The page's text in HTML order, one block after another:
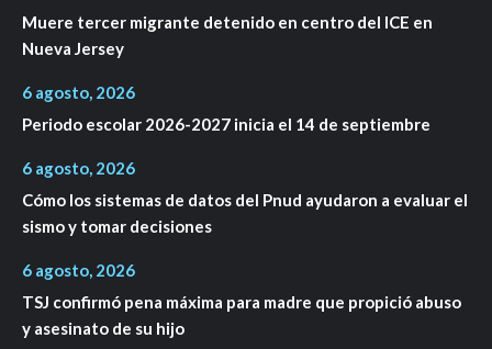
Muere tercer migrante detenido en centro del ICE en
Nueva Jersey
6 agosto, 2026
Periodo escolar 2026-2027 inicia el 14 de septiembre
6 agosto, 2026
Cómo los sistemas de datos del Pnud ayudaron a evaluar el
sismo y tomar decisiones
6 agosto, 2026
TSJ confirmó pena máxima para madre que propició abuso
y asesinato de su hijo